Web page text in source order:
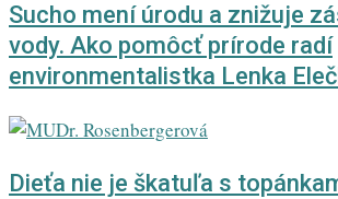
Sucho mení úrodu a znižuje
vody. Ako pomôcť prírode radí
environmentalistka Lenka
Dieťa nie je škatuľa s